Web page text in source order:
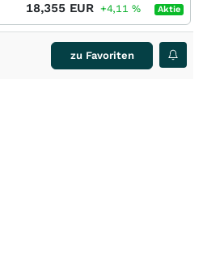
18,355 EUR +4,11 % Aktie
zu Favoriten